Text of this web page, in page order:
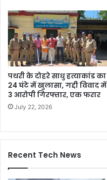
पथरी के दोहरे साधु हत्याकांड का
24 घंटे में खुलासा, गद्दी विवाद में
3 आरोपी गिरफ्तार, एक फरार
July 22, 2026
Recent Tech News